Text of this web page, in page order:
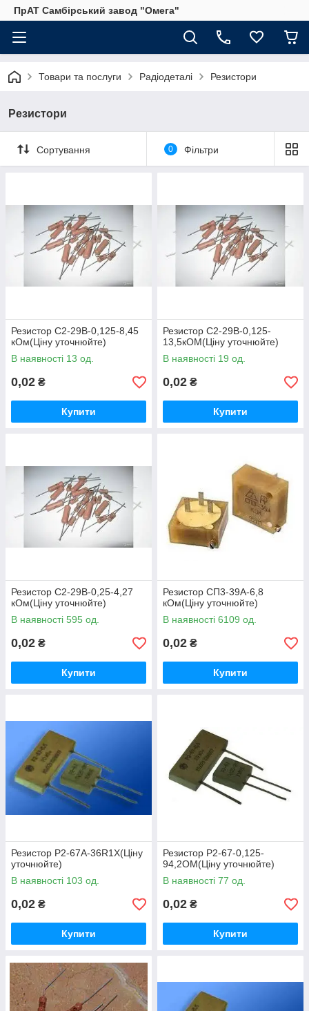
ПрАТ Самбірський завод "Омега"
Товари та послуги Радіодеталі Резистори
Резистори
Сортування 0 Фільтри
Резистор С2-29В-0,125-8,45
кОм(Ціну уточнюйте)
В наявності 13 од.
0,02 ₴
Купити
Резистор С2-29В-0,125-
13,5кОМ(Ціну уточнюйте)
В наявності 19 од.
0,02 ₴
Купити
Резистор С2-29В-0,25-4,27
кОм(Ціну уточнюйте)
В наявності 595 од.
0,02 ₴
Купити
Резистор СП3-39А-6,8
кОм(Ціну уточнюйте)
В наявності 6109 од.
0,02 ₴
Купити
Резистор Р2-67А-36R1Х(Ціну
уточнюйте)
В наявності 103 од.
0,02 ₴
Купити
Резистор Р2-67-0,125-
94,2ОМ(Ціну уточнюйте)
В наявності 77 од.
0,02 ₴
Купити